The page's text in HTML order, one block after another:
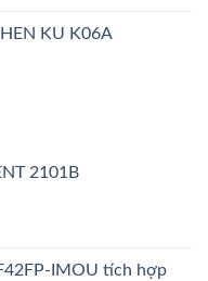
KU K06A
2101B
IMOU tích hợp